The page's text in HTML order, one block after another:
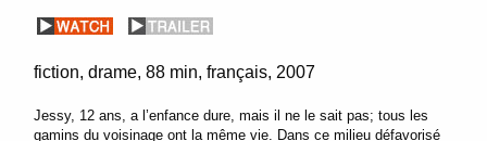
fiction drame 88 min français 2007
Jessy, 12 ans, a l’enfance dure, mais il ne le sait pas; tous les
gamins du voisinage ont la même vie. Dans ce milieu défavorisé